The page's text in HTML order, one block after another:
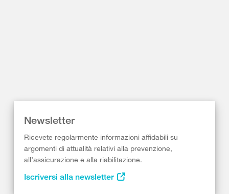
Newsletter
Ricevete regolarmente informazioni affidabili su
argomenti di attualità relativi alla prevenzione,
all’assicurazione e alla riabilitazione.
Iscriversi alla newsletter